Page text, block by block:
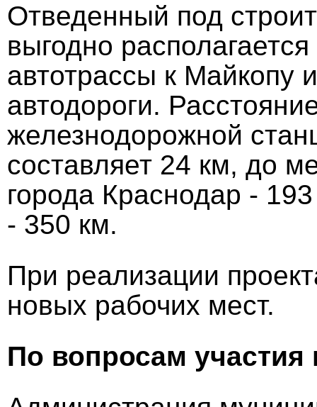
Отведенный под
выгодно
автотрассы к Майкопу
автодороги.
железнодорожной
составляет 24 км, до
города Краснодар -
- 350 км.
При реализации
новых рабочих мест.
По вопросам участия